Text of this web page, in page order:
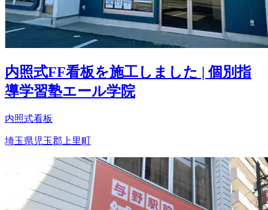
内照式FF看板を施工しました | 個別指
導学習塾エール学院
内照式看板
埼玉県児玉郡上里町